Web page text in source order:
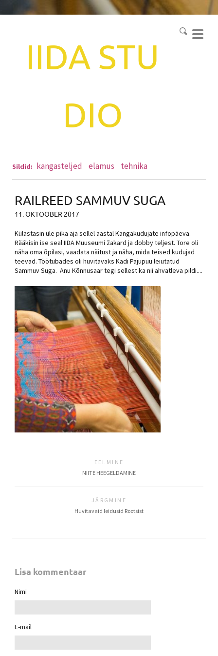
IIDA STU
DIO
Sildid: kangasteljed elamus tehnika
RAILREED SAMMUV SUGA
11. OKTOOBER 2017
Külastasin üle pika aja sellel aastal Kangakudujate infopäeva.
Rääkisin ise seal IIDA Muuseumi žakard ja dobby teljest. Tore oli
näha oma õpilasi, vaadata näitust ja näha, mida teised kudujad
teevad. Töötubades oli huvitavaks Kadi Pajupuu leiutatud
Sammuv Suga. Anu Kõnnusaar tegi sellest ka nii ahvatleva pildi....
EELMINE
NIITE HEEGELDAMINE
JÄRGMINE
Huvitavaid leidusid Rootsist
Lisa kommentaar
Nimi
E-mail